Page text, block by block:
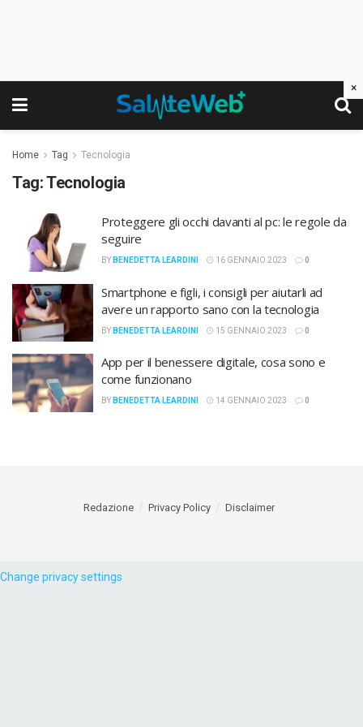
Home Tag Tecnologia
Tag:Tecnologia
Proteggere gli occhi davanti al pc: le regole da
seguire
BY BENEDETTA LEARDINI 16 GENNAIO 2023 0
Smartphone e figli, i consigli per aiutarli ad
avere un rapporto sano con la tecnologia
BY BENEDETTA LEARDINI 15 GENNAIO 2023 0
App per il benessere digitale, cosa sono e
come funzionano
BY BENEDETTA LEARDINI 14 GENNAIO 2023 0
Redazione Privacy Policy Disclaimer
Change privacy settings
×